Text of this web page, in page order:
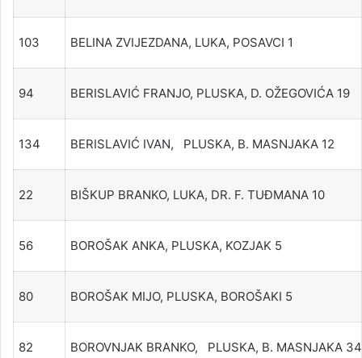
103 BELINA ZVIJEZDANA, LUKA, POSAVCI 1
94 BERISLAVIĆ FRANJO, PLUSKA, D. OŽEGOVIĆA 19
134 BERISLAVIĆ IVAN, PLUSKA, B. MASNJAKA 12
22 BIŠKUP BRANKO, LUKA, DR. F. TUĐMANA 10
56 BOROŠAK ANKA, PLUSKA, KOZJAK 5
80 BOROŠAK MIJO, PLUSKA, BOROŠAKI 5
82 BOROVNJAK BRANKO, PLUSKA, B. MASNJAKA 34